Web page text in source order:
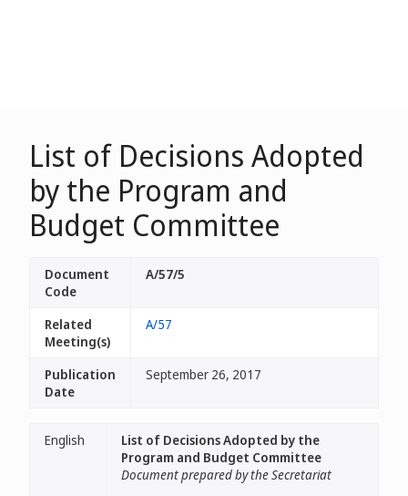
List of Decisions Adopted
by the Program and
Budget Committee
Document
Code
A/57/5
Related
Meeting(s)
A/57
Publication
Date
September 26, 2017
English
List of Decisions Adopted by the
Program and Budget Committee
Document prepared by the Secretariat